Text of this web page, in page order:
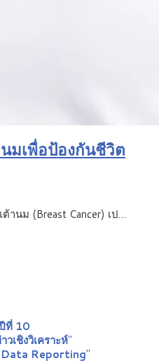
มเพื่อป้องกันชีวิต
ต้านม (Breast Cancer) เป…
ที่ 10
เชิงวิเคราะห์"
Reporting"